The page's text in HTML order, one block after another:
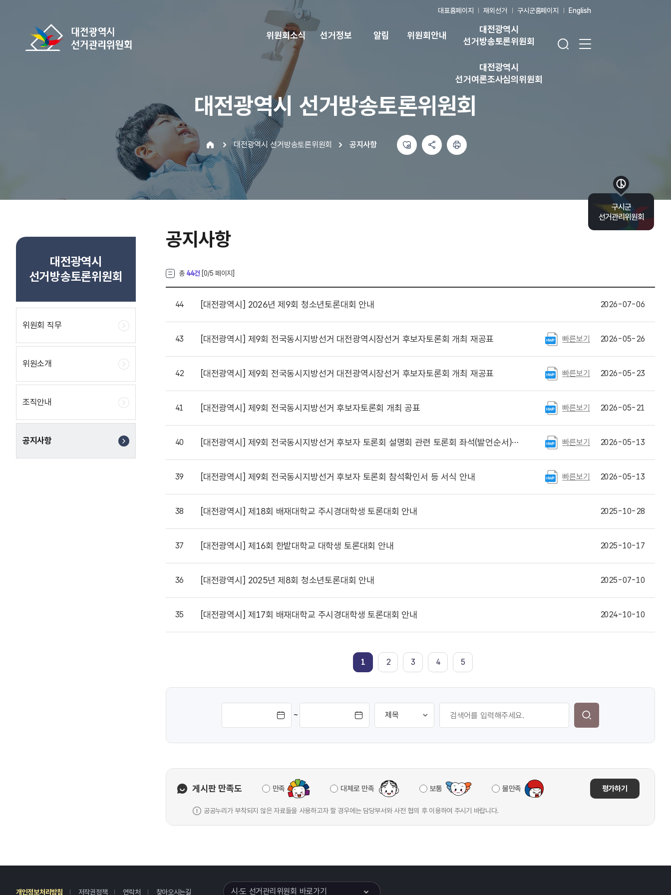
대표홈페이지 재외선거 구시군홈페이지 English
위원회소식 선거정보 알림 위원회안내
대전광역시
선거방송토론위원회
대전광역시
선거여론조사심의위원회
대전광역시 선거방송토론위원회
대전광역시 선거방송토론위원회 공지사항
대전광역시
선거방송토론위원회
위원회 직무
위원소개
조직안내
공지사항
공지사항
총 44건 [0/5 페이지]
44 [대전광역시] 2026년 제9회 청소년토론대회 안내 2026-07-06
43 [대전광역시] 제9회 전국동시지방선거 대전광역시장선거 후보자토론회 개최 재공표 빠른보기 2026-05-26
42 [대전광역시] 제9회 전국동시지방선거 대전광역시장선거 후보자토론회 개최 재공표 빠른보기 2026-05-23
41 [대전광역시] 제9회 전국동시지방선거 후보자토론회 개최 공표 빠른보기 2026-05-21
40 [대전광역시] 제9회 전국동시지방선거 후보자 토론회 설명회 관련 토론회 좌석(발언순서) 추첨 위임장 서식 안내 빠른보기 2026-05-13
39 [대전광역시] 제9회 전국동시지방선거 후보자 토론회 참석확인서 등 서식 안내 빠른보기 2026-05-13
38 [대전광역시] 제18회 배재대학교 주시경대학생 토론대회 안내 2025-10-28
37 [대전광역시] 제16회 한밭대학교 대학생 토론대회 안내 2025-10-17
36 [대전광역시] 2025년 제8회 청소년토론대회 안내 2025-07-10
35 [대전광역시] 제17회 배재대학교 주시경대학생 토론대회 안내 2024-10-10
1 2 3 4 5
~
게시판 만족도 만족 대체로 만족 보통 불만족 평가하기
공공누리가 부착되지 않은 자료들을 사용하고자 할 경우에는 담당부서와 사전 협의 후 이용하여 주시기 바랍니다.
구시군
선거관리위원회
바로가기 목록 열기
개인정보처리방침 저작권정책 연락처 찾아오시는길 시·도 선거관리위원회 바로가기